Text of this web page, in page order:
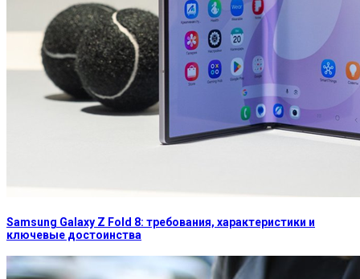
Samsung Galaxy Z Fold 8: требования, характеристики и
ключевые достоинства